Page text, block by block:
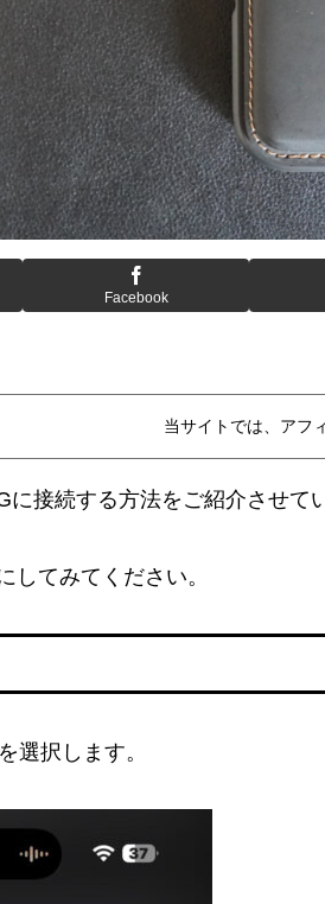
Facebook
当サイトでは、アフ
接続する方法をご紹介させて
してみてください。
選択します。